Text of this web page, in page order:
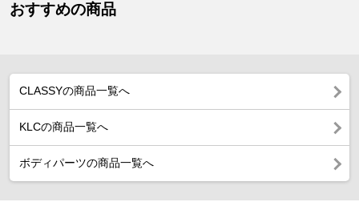
おすすめの商品
CLASSYの商品一覧へ
KLCの商品一覧へ
ボディパーツの商品一覧へ